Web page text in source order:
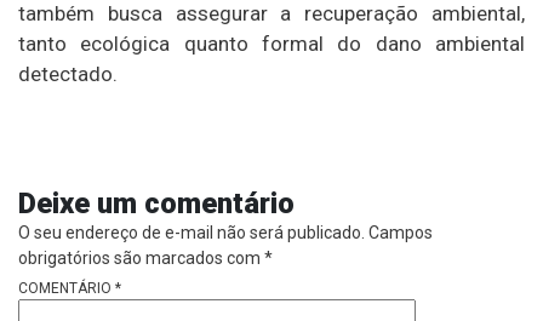
também busca assegurar a recuperação ambiental,
tanto ecológica quanto formal do dano ambiental
detectado.
Deixe um comentário
O seu endereço de e-mail não será publicado. Campos
obrigatórios são marcados com *
COMENTÁRIO *